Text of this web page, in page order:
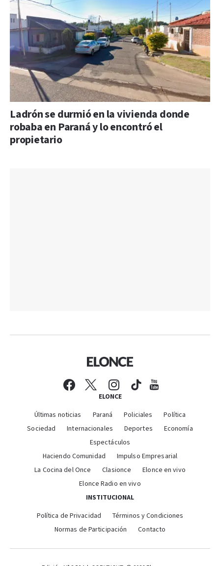
Ladrón se durmió en la vivienda donde
robaba en Paraná y lo encontró el
propietario
ELONCE
Últimas noticias Paraná Policiales
Política
Sociedad
Internacionales Deportes
Economía
Espectáculos
Haciendo Comunidad
Impulso Empresarial
La Cocina del Once
Clasionce
Elonce en vivo
Elonce Radio en vivo
INSTITUCIONAL
Política de Privacidad
Términos y Condiciones
Normas de Participación
Contacto